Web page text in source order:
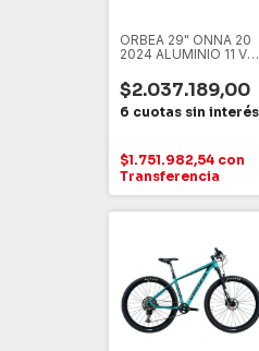
ORBEA 29" ONNA 20
2024 ALUMINIO 11 VEL
$2.037.189,00
$1.751.982,54 con
Transferencia